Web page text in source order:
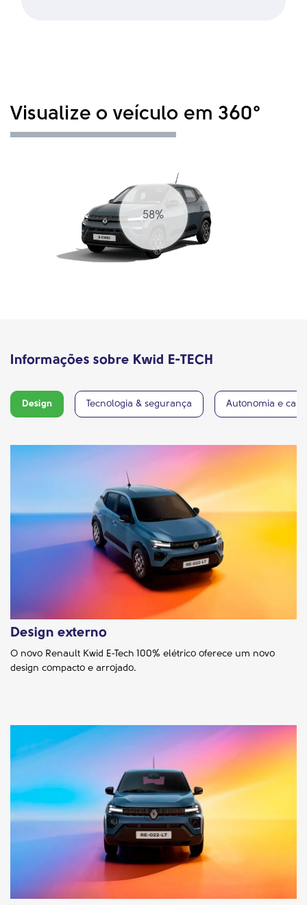
Visualize o veículo em 360°
67%
Informações sobre Kwid E-TECH
Design Tecnologia & segurança Autonomia e
Design externo
O novo Renault Kwid E-Tech 100% elétrico oferece um novo
design compacto e arrojado.